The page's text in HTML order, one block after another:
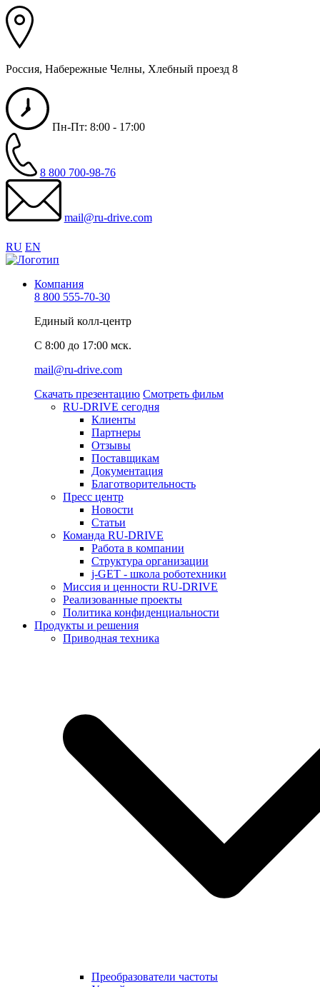
Россия, Набережные Челны, Хлебный проезд 8
Пн-Пт: 8:00 - 17:00
8 800 700-98-76
mail@ru-drive.com
RU EN
Компания
8 800 555-70-30
Единый колл-центр
C 8:00 до 17:00 мск.
mail@ru-drive.com
Скачать презентацию Смотреть фильм
RU-DRIVE сегодня
Клиенты
Партнеры
Отзывы
Поставщикам
Документация
Благотворительность
Пресс центр
Новости
Статьи
Команда RU-DRIVE
Работа в компании
Структура организации
j-GET - школа роботехники
Миссия и ценности RU-DRIVE
Реализованные проекты
Политика конфиденциальности
Продукты и решения
Приводная техника
Преобразователи частоты